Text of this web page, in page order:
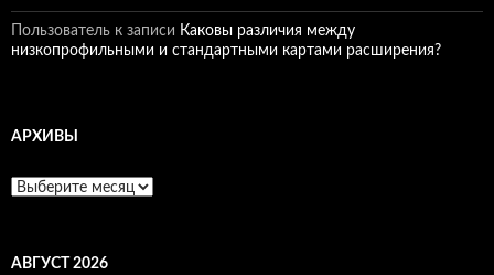
Пользователь к записи Каковы различия между
низкопрофильными и стандартными картами расширения?
АРХИВЫ
Архивы
АВГУСТ 2026